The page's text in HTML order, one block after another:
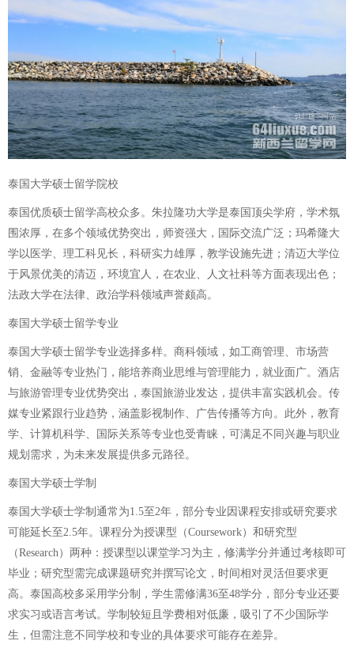
泰国大学硕士留学院校
泰国优质硕士留学高校众多。朱拉隆功大学是泰国顶尖学府，学术氛
围浓厚，在多个领域优势突出，师资强大，国际交流广泛；玛希隆大
学以医学、理工科见长，科研实力雄厚，教学设施先进；清迈大学位
于风景优美的清迈，环境宜人，在农业、人文社科等方面表现出色；
法政大学在法律、政治学科领域声誉颇高。
泰国大学硕士留学专业
泰国大学硕士留学专业选择多样。商科领域，如工商管理、市场营
销、金融等专业热门，能培养商业思维与管理能力，就业面广。酒店
与旅游管理专业优势突出，泰国旅游业发达，提供丰富实践机会。传
媒专业紧跟行业趋势，涵盖影视制作、广告传播等方向。此外，教育
学、计算机科学、国际关系等专业也受青睐，可满足不同兴趣与职业
规划需求，为未来发展提供多元路径。
泰国大学硕士学制
泰国大学硕士学制通常为1.5至2年，部分专业因课程安排或研究要求
可能延长至2.5年。课程分为授课型（Coursework）和研究型
（Research）两种：授课型以课堂学习为主，修满学分并通过考核即可
毕业；研究型需完成课题研究并撰写论文，时间相对灵活但要求更
高。泰国高校多采用学分制，学生需修满36至48学分，部分专业还要
求实习或语言考试。学制较短且学费相对低廉，吸引了不少国际学
生，但需注意不同学校和专业的具体要求可能存在差异。